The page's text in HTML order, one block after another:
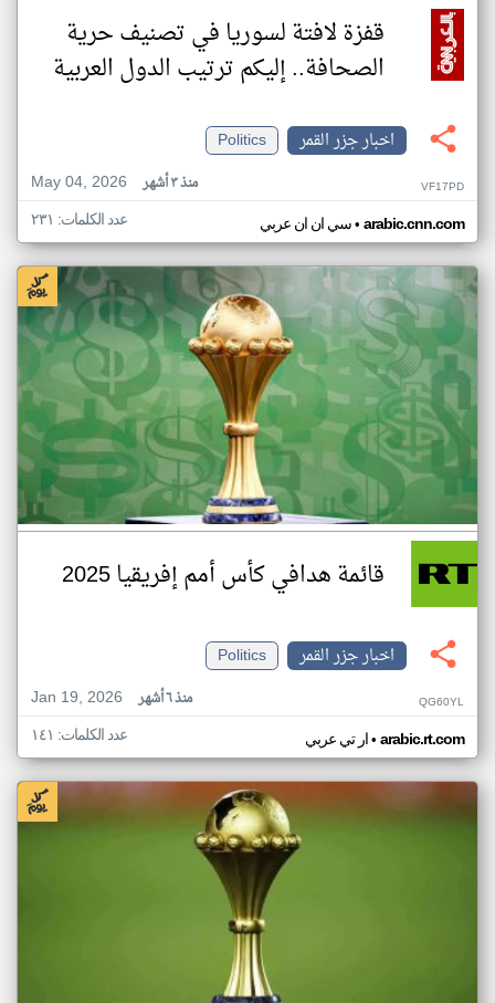
قفزة لافتة لسوريا في تصنيف حرية
الصحافة.. إليكم ترتيب الدول العربية
اخبار جزر القمر
Politics
May 04, 2026
منذ ٣ أشهر VF17PD
سي ان ان عربي• arabic.cnn.com عدد الكلمات: ٢٣١
قائمة هدافي كأس أمم إفريقيا 2025
اخبار جزر القمر
Politics
Jan 19, 2026
منذ ٦ أشهر QG60YL
ار تي عربي• arabic.rt.com عدد الكلمات: ١٤١